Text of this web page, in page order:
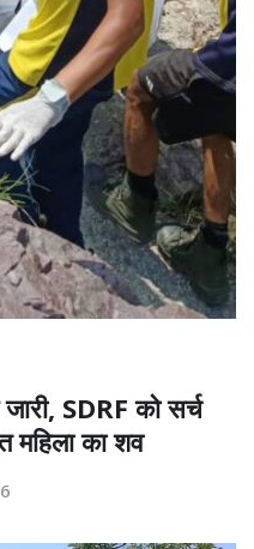
SDRF को सर्च
महिला का शव